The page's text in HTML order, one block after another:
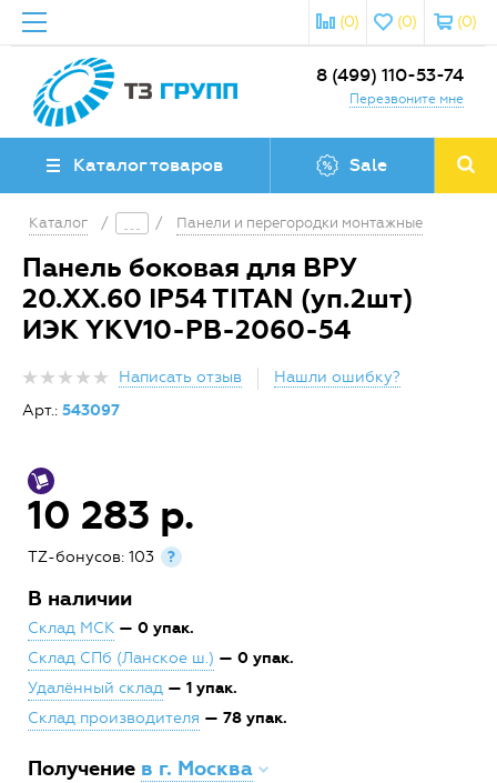
(0)
(0)
(0)
8 (499) 110-53-74
Перезвоните мне
Каталог товаров Sale
Каталог / / Панели и перегородки монтажные
Панель боковая для ВРУ
20.ХХ.60 IP54 TITAN (уп.2шт)
ИЭК YKV10-PB-2060-54
Написать отзыв
Нашли ошибку?
Арт.: 543097
10 283 р.
TZ-бонусов: 103 ?
В наличии
Склад МСК — 0 упак.
Склад СПб (Ланское ш.) — 0 упак.
Удалённый склад — 1 упак.
Склад производителя — 78 упак.
Получение в г. Москва